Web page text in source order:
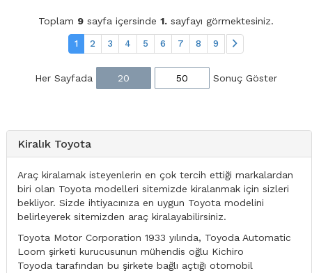
Toplam 9 sayfa içersinde 1. sayfayı görmektesiniz.
1 2 3 4 5 6 7 8 9
Her Sayfada 20 50 Sonuç Göster
Kiralık Toyota
Araç kiralamak isteyenlerin en çok tercih ettiği markalardan
biri olan Toyota modelleri sitemizde kiralanmak için sizleri
bekliyor. Sizde ihtiyacınıza en uygun Toyota modelini
belirleyerek sitemizden araç kiralayabilirsiniz.
Toyota Motor Corporation 1933 yılında, Toyoda Automatic
Loom şirketi kurucusunun mühendis oğlu Kichiro
Toyoda tarafından bu şirkete bağlı açtığı otomobil